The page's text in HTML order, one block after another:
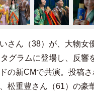
さん（38）が、大物女
タグラムに登場し、反響
の新CMで共演。投稿
松重豊さん（61）の豪